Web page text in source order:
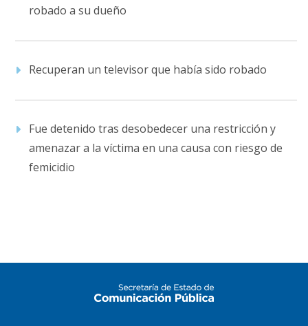
robado a su dueño
Recuperan un televisor que había sido robado
Fue detenido tras desobedecer una restricción y
amenazar a la víctima en una causa con riesgo de
femicidio